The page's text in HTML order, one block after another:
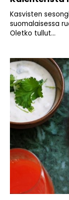
Kasvisten
suomalaisessa
Oletko tullut...